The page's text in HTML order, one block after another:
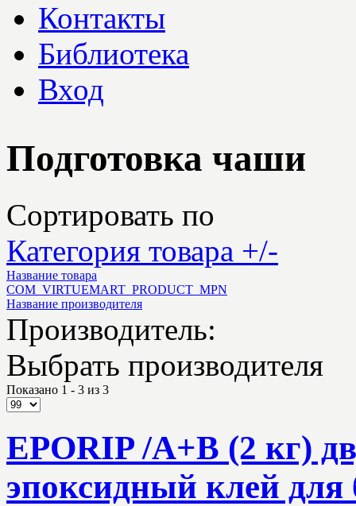
Контакты
Библиотека
Вход
Подготовка чаши
Сортировать по
Категория товара +/-
Название товара
COM_VIRTUEMART_PRODUCT_MPN
Название производителя
Производитель:
Выбрать производителя
Показано 1 - 3 из 3
EPORIP /A+В (2 кг)
эпоксидный клей для